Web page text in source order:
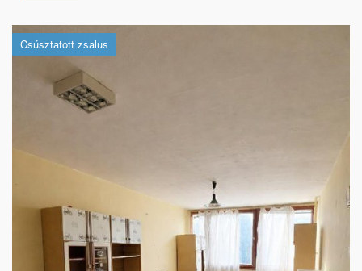
Csúsztatott zsalus